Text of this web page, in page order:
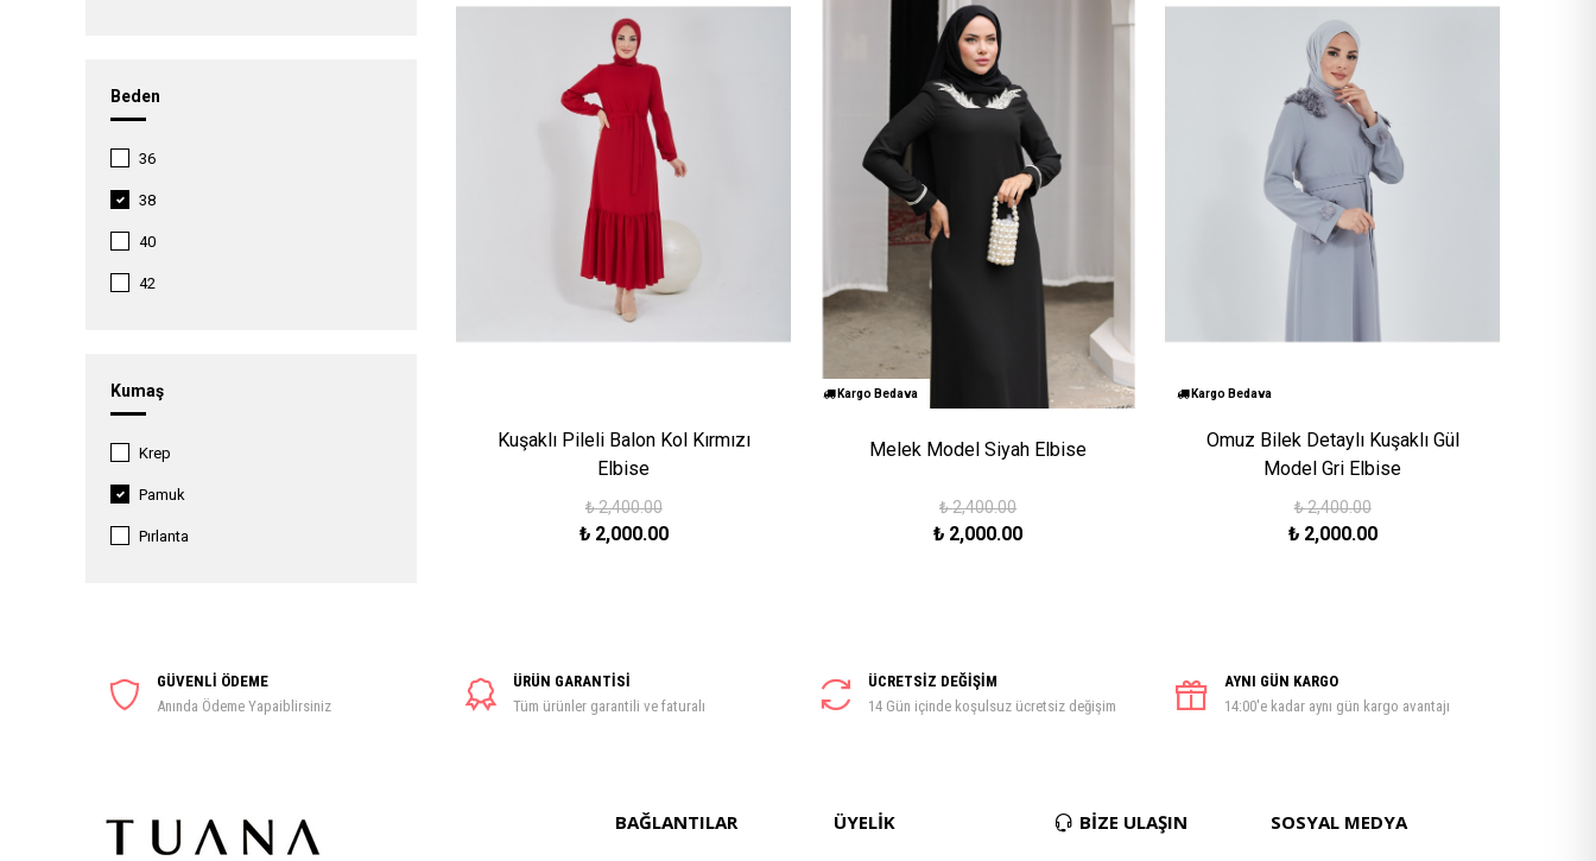
Beden
36
38
40
42
48
50
52
54
Kumaş
Krep
Pamuk
Pırlanta
Kuşaklı Pileli Balon Kol Kırmızı
Elbise
₺2,400.00
₺ 2,000.00
Kargo Bedava
Melek Model Siyah Elbise
₺2,400.00
₺ 2,000.00
Kargo Bedava
Omuz Bilek Detaylı Kuşaklı Gül
Model Gri Elbise
₺2,400.00
₺ 2,000.00
GÜVENLİ ÖDEME
Anında Ödeme Yapaiblirsiniz
ÜRÜN GARANTİSİ
Tüm ürünler garantili ve faturalı
ÜCRETSİZ DEĞİŞİM
14 Gün içinde koşulsuz ücretsiz değişim
AYNI GÜN KARGO
14:00'e kadar aynı gün kargo avantajı
BAĞLANTILAR ÜYELİK BİZE ULAŞIN SOSYAL MEDYA